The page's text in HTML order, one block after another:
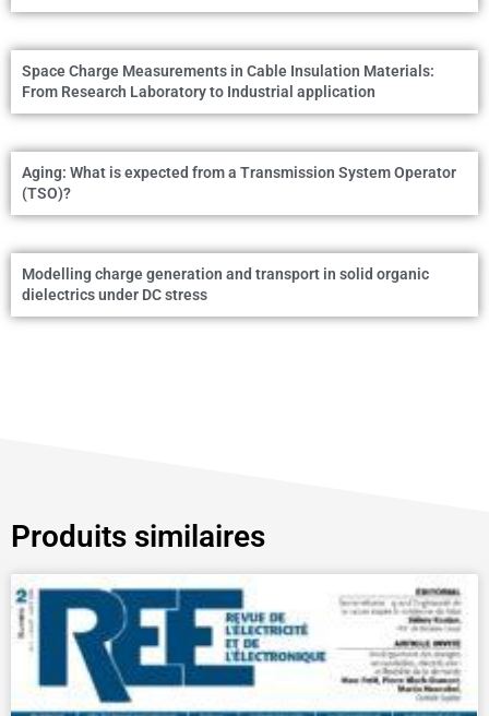
Space Charge Measurements in Cable Insulation Materials:
From Research Laboratory to Industrial application
Aging: What is expected from a Transmission System Operator
(TSO)?
Modelling charge generation and transport in solid organic
dielectrics under DC stress
Produits similaires